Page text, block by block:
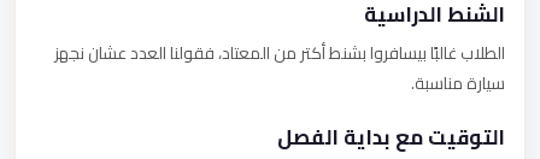
الشنط الدراسية
الطلاب غالبًا بيسافروا بشنط أكتر من المعتاد، فقولنا العدد عشان نجهز
سيارة مناسبة.
التوقيت مع بداية الفصل